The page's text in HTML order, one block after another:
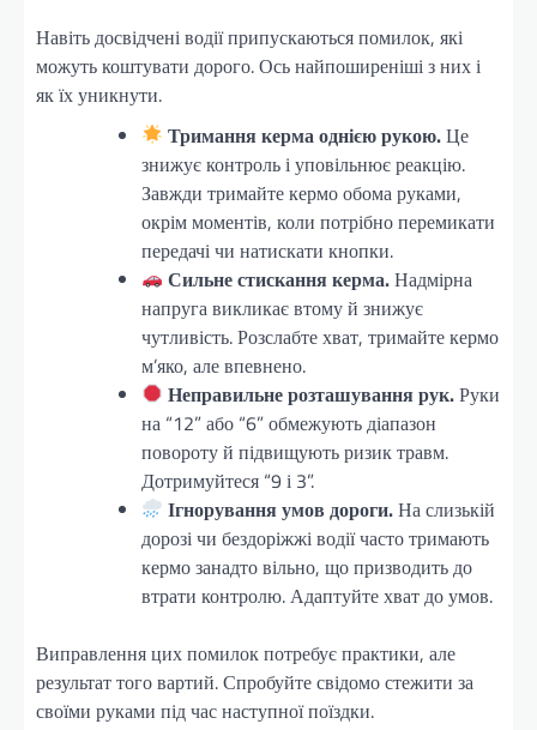
Навіть досвідчені водії припускаються помилок, які
можуть коштувати дорого. Ось найпоширеніші з них і
як їх уникнути.
Тримання керма однією рукою.Це
знижує контроль і уповільнює реакцію.
Завжди тримайте кермо обома руками,
окрім моментів, коли потрібно перемикати
передачі чи натискати кнопки.
Сильне стискання керма.Надмірна
напруга викликає втому й знижує
чутливість. Розслабте хват, тримайте кермо
м’яко, але впевнено.
Неправильне розташування рук.Руки
на “12” або “6” обмежують діапазон
повороту й підвищують ризик травм.
Дотримуйтеся “9 і 3”.
Ігнорування умов дороги.На слизькій
дорозі чи бездоріжжі водії часто тримають
кермо занадто вільно, що призводить до
втрати контролю. Адаптуйте хват до умов.
Виправлення цих помилок потребує практики, але
результат того вартий. Спробуйте свідомо стежити за
своїми руками під час наступної поїздки.